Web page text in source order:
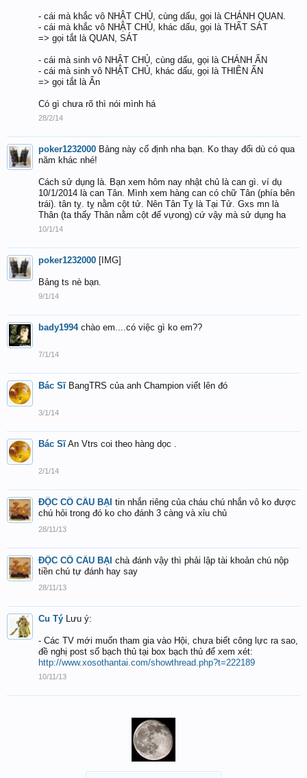
- cái mà khắc vô NHẬT CHỦ, cùng dấu, gọi là CHÁNH QUAN.
- cái mà khắc vô NHẬT CHỦ, khác dấu, gọi là THẤT SÁT
=> gọi tắt là QUAN, SÁT
- cái mà sinh vô NHẬT CHỦ, cùng dấu, gọi là CHÁNH ẤN
- cái mà sinh vô NHẬT CHỦ, khác dấu, gọi là THIÊN ẤN
=> gọi tắt là Ấn
Có gì chưa rõ thì nói mình há
28/2/14
poker1232000 Bảng này cố định nha bạn. Ko thay đổi dù có qua
năm khác nhé!
Cách sử dụng là. Bạn xem hôm nay nhật chủ là can gì. ví dụ
10/1/2014 là can Tân. Mình xem hàng can có chữ Tân (phía bên
trái). tân tỵ. tỵ nằm cột tử. Nên Tân Tỵ là Tại Tử. Gxs mn là
Thân (ta thấy Thân nằm cột đế vựong) cứ vậy mà sử dụng ha
10/1/14
poker1232000 [IMG]
Bảng ts nè bạn.
9/1/14
bady1994 chào em....có việc gì ko em??
7/1/14
Bác Sĩ BangTRS của anh Champion viết lên đó
3/1/14
Bác Sĩ An Vtrs coi theo hàng dọc .
2/1/14
ĐỘC CÔ CẦU BẠI tin nhắn riêng của cháu chú nhắn vô ko được
chú hỏi trong đó ko cho đánh 3 càng và xỉu chủ
28/11/13
ĐỘC CÔ CẦU BẠI chà đánh vậy thì phải lập tài khoản chú nộp
tiền chú tự đánh hay say
28/11/13
Cu Tý Lưu ý:
- Các TV mới muốn tham gia vào Hội, chưa biết công lực ra sao,
đề nghị post số bạch thủ tại box bạch thủ để xem xét:
http://www.xosothantai.com/showthread.php?t=222189
10/11/13